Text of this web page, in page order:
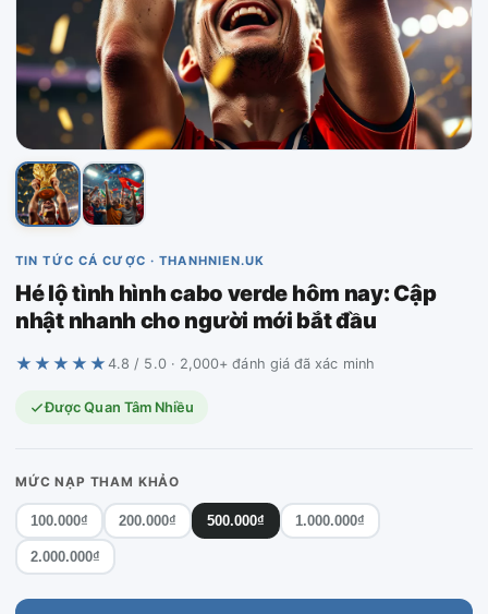
TIN TỨC CÁ CƯỢC · THANHNIEN.UK
Hé lộ tình hình cabo verde hôm nay: Cập
nhật nhanh cho người mới bắt đầu
★★★★★ 4.8 / 5.0 · 2,000+ đánh giá đã xác minh
Được Quan Tâm Nhiều
MỨC NẠP THAM KHẢO
100.000₫ 200.000₫ 500.000₫ 1.000.000₫
2.000.000₫